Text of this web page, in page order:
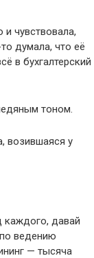
чувствовала,
думала, что её
в бухгалтерский
тоном.
возившаяся у
каждого, давай
ведению
— тысяча